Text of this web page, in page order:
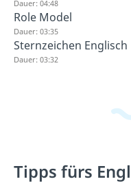
Dauer: 04:48
Role Model
Dauer: 03:35
Sternzeichen Englisch
Dauer: 03:32
Tipps fürs